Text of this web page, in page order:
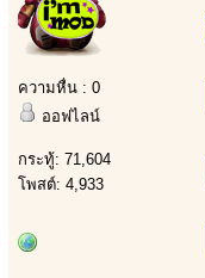
ความหื่น : 0
ออฟไลน์
กระทู้: 71,604
โพสต์: 4,933